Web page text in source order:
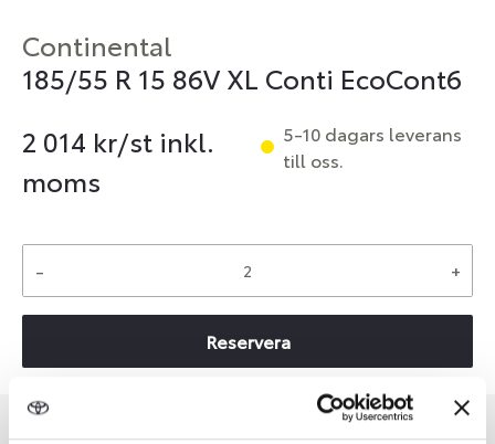
Continental
185/55 R 15 86V XL Conti EcoCont6
2 014 kr/st inkl.
moms
5-10 dagars leverans
till oss.
- +
Reservera